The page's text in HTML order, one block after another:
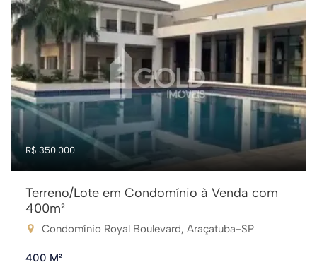
R$ 350.000
Terreno/Lote em Condomínio à Venda com
400m²
Condomínio Royal Boulevard, Araçatuba-SP
400 M²